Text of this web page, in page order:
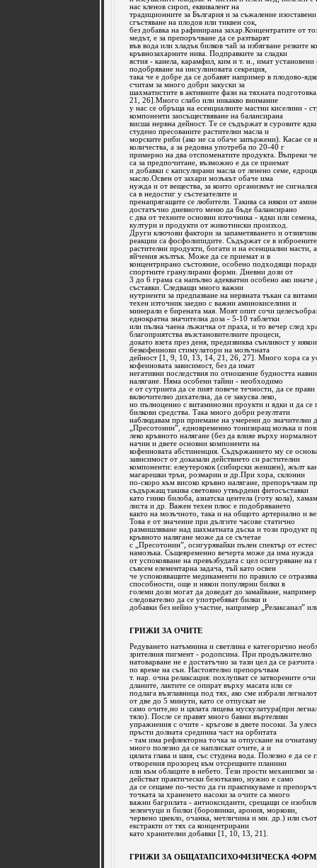
нас кленов сироп, еквивалент на
традиционните за България и за съжаление
сгъстяване на плодов или тиквен сок,
без добавка на рафинирана захар.Концентратите от
медът, е за препоръчване да се разтварят
във вода или хладък билков чай за избягване резките
кръвнозахарните нива. Подправките за сладки
ястия - канела, карамфил, ким и т. н., имат установени
подобряване на инсулиновата секреция,
така че е добре да се добавят например в плодово-
считам за много добри закуски за
шахматистите в активните фази на тяхната
21, 26].Много слабо или никакво внимание
у нас се обръща на есенциалните мастни киселини -
компоненти заосъществяване на балансирана
висша нервна дейност. Те се съдържат в суровите
студено пресованите растителни масла и
морските риби (ако не са обаче запържени). Касае се
количества, а за редовна употреба по 20-40 г
примерно на два отспоменатите продукта. Въпреки
са за предпочитане, възможно е да се приемат
и добавки с капсулирани масла от ленено семе,
масло.Освен от захари мозъкът обаче има
нужда и от вещества, за които организмът не
са в недостиг у състезателите и
пренапрягащите се любители. Такива са някои от
достатъчно дневното меню да бъде балансирано
с два от техните основни източника - ядки или
култури и продукти от животински произход.
Други ключови фактори за запаметяването и
реакции са фосфолипидите. Съдържат се в изброените
растителни продукти, богати и на есенциални масти,
яйчения жълтък. Може да се приемат и в
концентрирано състояние, особено подходящи
спортните гранулирани форми. Дневни дози от
3 до 6 грама са напълно адекватни особено ако иначе
съставки. Следващи много важни
нутриенти за предпазване на нервната тъкан са
техен източник заедно с важни аминокиселини и
минерали е бирената мая. Моят опит сочи
еднократна значителна доза - 5-10 таблетки
или пълна чаена лъжичка от праха, и то вечер след
благоприятства възстановителните процеси,
докато взета през деня, предизвиква сънливост у
безкофеинови стимулатори на мозъчната
дейност [1, 9, 10, 13, 14, 21, 26, 27]. Много хора са
кофеиновата зависимост, без да имат
негативни последствия по отношение будността
налягане. Няма особени тайни - необходимо
е от сутринта да се пият повече течности, да се
включително дихателна, да се закусва леко,
но пълноценно с витаминозни проукти и ядки и да
билкови средства. Така много добри резултати
наблюдавам при приемане на умерени до значителни
„Пресотонин”, едновременно тонизиращ мозъка и
леко кръвното налягане (без да влияе върху
начин и двете основни компоненти на
кофеиновата абстиненция. Съдържанието му се
зависимост от доказали действието си растителни
компоненти: елеутерокок (сибирски женшен), жълт
магарешки трън, розмарин и др.При хора, склонни
по-скоро към високо кръвно налягане, препоръчвам
съдържащ такива световно утвърдени фитосъставки
като гинко билоба, азиатска центела (готу кола),
листа и др. Важен техен плюс е подобряването
както на мозъчното, така и на общото артериално и
Това е от значение при дългите часове статично
размишляване над шахматната дъска и този продукт
кръвното налягане може да се съчетае
с „Пресотонин”, осигурявайки пълен спектър от
намозъка. Същевременно вечерта може да има нужда
от успокояване на превъзбудата с цел осигуряване
съвсем елементарна задача, тъй като освен
че успокояващите медикаменти по правило се
способности, още и някои популярни билки в
големи дози могат да доведат до замайване,
следователно да се употребяват билки и
добавки без нейно участие, например „Релаксанал”
ГРИЖИ ЗА ОЧИТЕ
Редуването натъмнина и светлина е категорично
зрителния пигмент - родопсина. При продължително
натоварване не е достатъчно за тази цел да се
по време на сън. Настоятелно препоръчвам
т. нар. очна релаксация: похлупват се затворените
дланите, лактите се опират върху масата или се
подлага възглавница под тях, ако сме избрали
от две до 5 минути, като се отпускат не
само очите,но и цялата лицева мускулатура(при
тяло). После се правят много бавни въртеливи
упражнения с очите - кръгове в двете посоки. За
пръсти долната срединна част на орбитата
- там има рефлекторна точка за отпускане на
много полезно да се наплискат очите, а и
цялата глава и шия, със студена вода. Полезно е да се
отворения прозорец към отсрещните планини
или към облаците в небето. Тези прости механизми
действат практически безотказно, нужно е само
да се сещаме по-често да ги практикуваме и
точката за храненето насоки за очите са много
важни багрилата - антиоксиданти, срещащи се
зеленчуци и билки (боровинки, арония, моркови,
червено цвекло, очанка, метличина и мн. др.) или
екстракти от тях са концентрирани
като хранителни добавки [1, 10, 13, 21].
ГРИЖИ ЗА ОБЩАТАПСИХОФИЗИЧЕСКА